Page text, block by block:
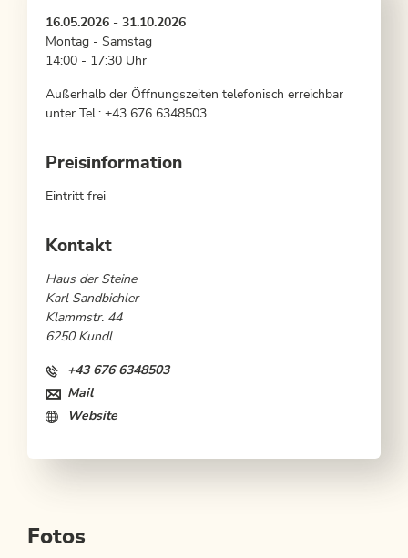
Fotos
16.05.2026 - 31.10.2026
Montag - Samstag
14:00 - 17:30 Uhr
Außerhalb der Öffnungszeiten telefonisch erreichbar
unter Tel.: +43 676 6348503
Preisinformation
Eintritt frei
Kontakt
Haus der Steine
Karl Sandbichler
Klammstr. 44
6250 Kundl
+43 676 6348503
Mail
Website